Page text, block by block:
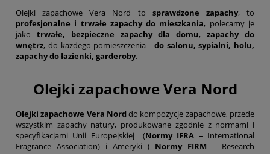
Olejki zapachowe Vera Nord to sprawdzone zapachy, to
profesjonalne i trwałe zapachy do mieszkania, polecamy je
jako trwałe, bezpieczne zapachy dla domu,zapachy do
wnętrz, do każdego pomieszczenia - do salonu, sypialni, holu,
zapachy do łazienki, garderoby.
Olejki zapachowe Vera Nord
Olejki zapachowe Vera Norddo kompozycje zapachowe, przede
wszystkim zapachy natury, produkowane zgodnie z normami i
specyfikacjami Unii Europejskiej (Normy IFRA – International
Fragrance Association) i Ameryki ( Normy FIRM – Research